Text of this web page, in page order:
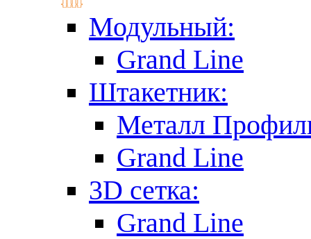
Модульный:
Grand Line
Штакетник:
Металл
Grand Line
3D сетка:
Grand Line